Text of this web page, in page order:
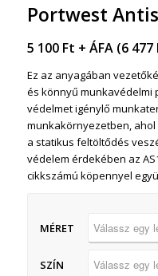
Portwest
5 100 Ft + ÁFA (6 477
Ez az anyagában
és könnyű munkavédelmi
védelmet igénylő
munkakörnyezetben,
a statikus feltöltődés
védelem érdekében az
cikkszámú köpennyel
MÉRET
SZÍN